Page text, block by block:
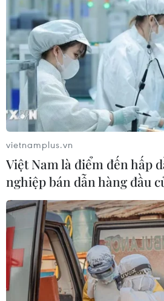
vietnamplus.vn
Việt Nam là điểm đến hấp
nghiệp bán dẫn hàng đầu